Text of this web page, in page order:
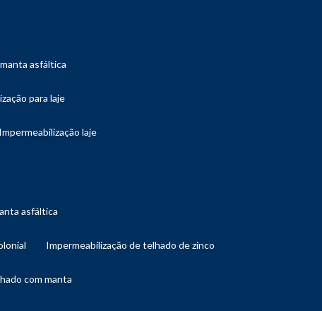
asfáltica
para laje
impermeabilização laje
asfáltica
impermeabilização de telhado de zinco
com manta